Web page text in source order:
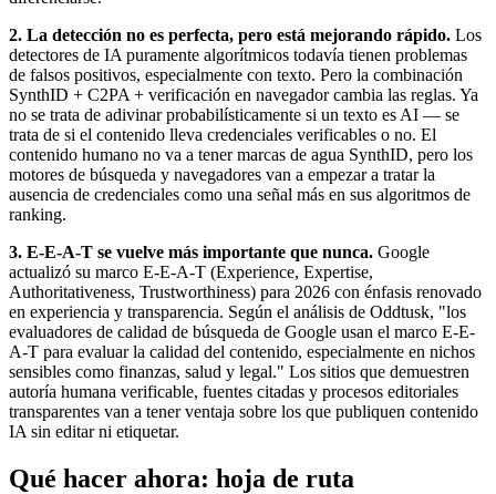
2. La detección no es perfecta, pero está mejorando rápido. Los
detectores de IA puramente algorítmicos todavía tienen problemas
de falsos positivos, especialmente con texto. Pero la combinación
SynthID + C2PA + verificación en navegador cambia las reglas. Ya
no se trata de adivinar probabilísticamente si un texto es AI — se
trata de si el contenido lleva credenciales verificables o no. El
contenido humano no va a tener marcas de agua SynthID, pero los
motores de búsqueda y navegadores van a empezar a tratar la
ausencia de credenciales como una señal más en sus algoritmos de
ranking.
3. E-E-A-T se vuelve más importante que nunca. Google
actualizó su marco E-E-A-T (Experience, Expertise,
Authoritativeness, Trustworthiness) para 2026 con énfasis renovado
en experiencia y transparencia. Según el análisis de Oddtusk, "los
evaluadores de calidad de búsqueda de Google usan el marco E-E-
A-T para evaluar la calidad del contenido, especialmente en nichos
sensibles como finanzas, salud y legal." Los sitios que demuestren
autoría humana verificable, fuentes citadas y procesos editoriales
transparentes van a tener ventaja sobre los que publiquen contenido
IA sin editar ni etiquetar.
Qué hacer ahora: hoja de ruta